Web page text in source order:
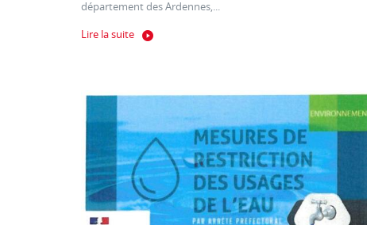
département des Ardennes,...
Lire la suite